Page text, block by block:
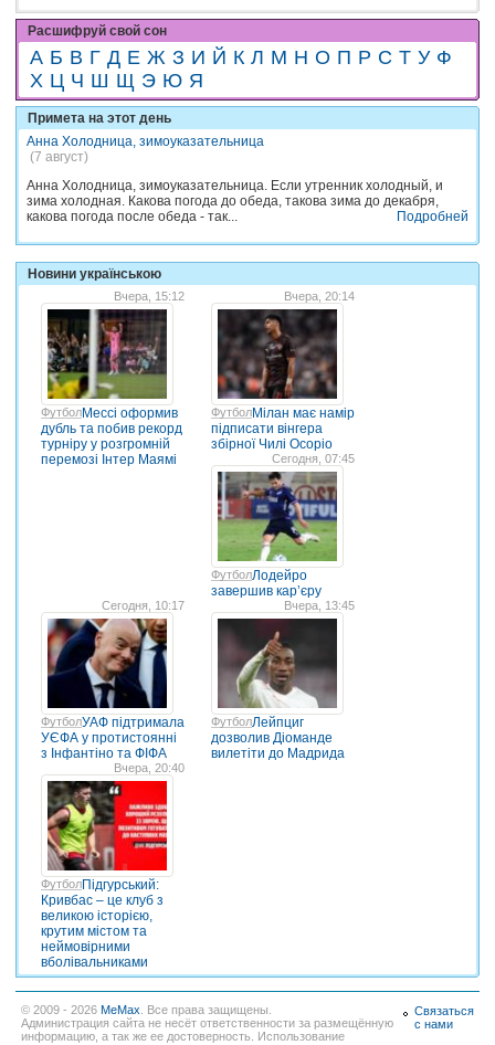
Расшифруй свой сон
А Б В Г Д Е Ж З И Й К Л М Н О П Р С Т У Ф
Х Ц Ч Ш Щ Э Ю Я
Примета на этот день
Анна Холодница, зимоуказательница
(7 август)
Анна Холодница, зимоуказательница. Если утренник холодный, и
зима холодная. Какова погода до обеда, такова зима до декабря,
какова погода после обеда - так...
Подробней
Новини українською
Вчера, 15:12
ФутболМессі оформив
дубль та побив рекорд
турніру у розгромній
перемозі Інтер Маямі
Вчера, 20:14
ФутболМілан має намір
підписати вінгера
збірної Чилі Осоріо
Сегодня, 07:45
ФутболЛодейро
завершив кар’єру
Сегодня, 10:17
ФутболУАФ підтримала
УЄФА у протистоянні
з Інфантіно та ФІФА
Вчера, 13:45
ФутболЛейпциг
дозволив Діоманде
вилетіти до Мадрида
Вчера, 20:40
ФутболПідгурський:
Кривбас – це клуб з
великою історією,
крутим містом та
неймовірними
вболівальниками
© 2009 - 2026 MeMax . Все права защищены.
Администрация сайта не несёт ответственности за размещённую
информацию, а так же ее достоверность. Использование
Связаться
с нами